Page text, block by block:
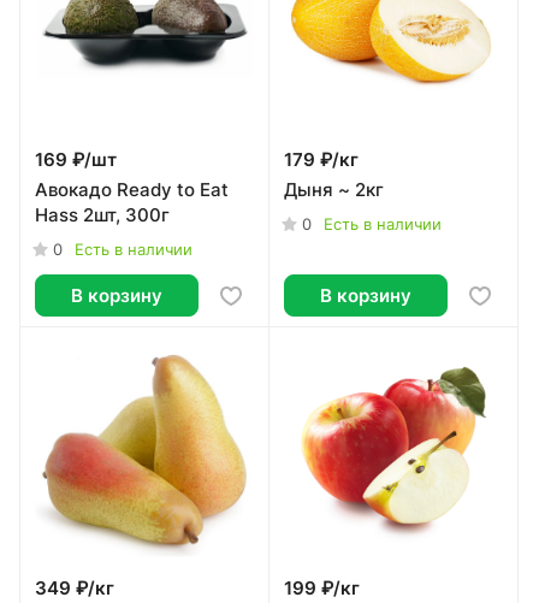
169 ₽/шт
Авокадо Ready to Eat
Hass 2шт, 300г
0 Есть в наличии
В корзину
179 ₽/кг
Дыня ~ 2кг
0 Есть в наличии
В корзину
349 ₽/кг 199 ₽/кг